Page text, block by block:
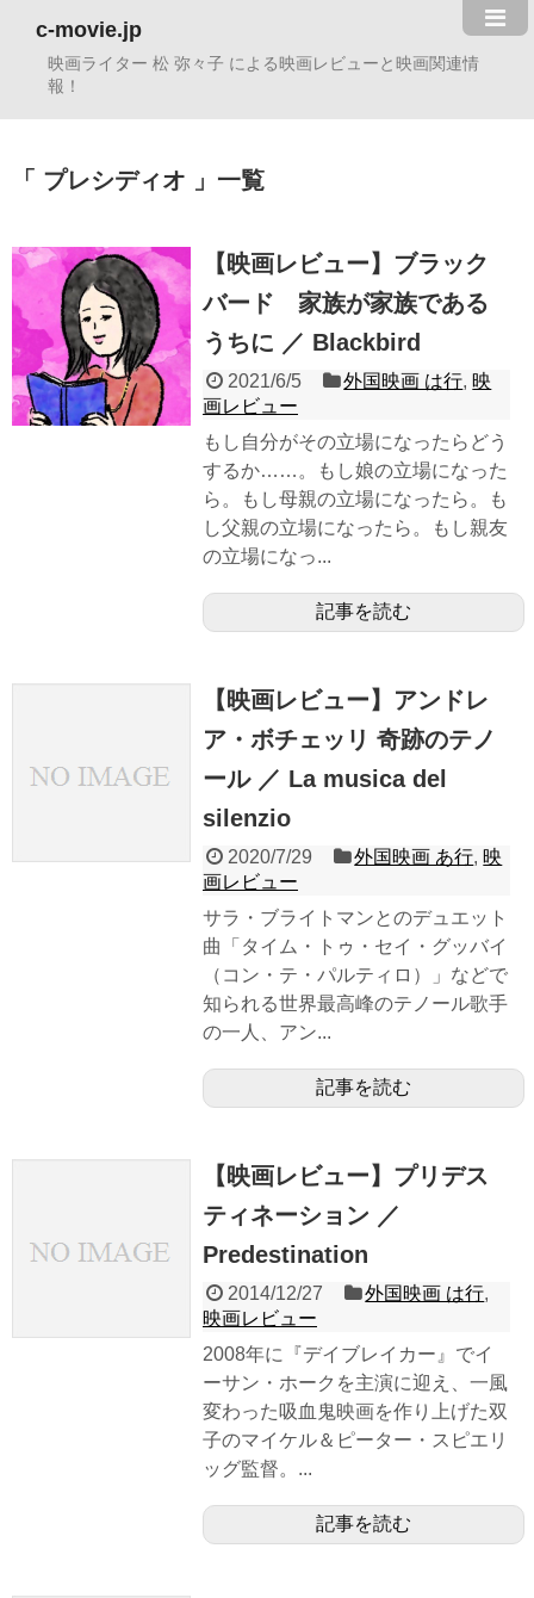
c-movie.jp
映画ライター 松 弥々子 による映画レビューと映画関連情
報！
プレシディオ 一覧
【映画レビュー】ブラック
バード 家族が家族である
うちに ／ Blackbird
2021/6/5 外国映画 は行, 映
画レビュー
もし自分がその立場になったらどう
するか……。もし娘の立場になった
ら。もし母親の立場になったら。も
し父親の立場になったら。もし親友
の立場になっ...
記事を読む
【映画レビュー】アンドレ
ア・ボチェッリ 奇跡のテノ
ール ／ La musica del
silenzio
2020/7/29 外国映画 あ行, 映
画レビュー
サラ・ブライトマンとのデュエット
曲「タイム・トゥ・セイ・グッバイ
（コン・テ・パルティロ）」などで
知られる世界最高峰のテノール歌手
の一人、アン...
記事を読む
【映画レビュー】プリデス
ティネーション ／
Predestination
2014/12/27 外国映画 は行,
映画レビュー
2008年に『デイブレイカー』でイ
ーサン・ホークを主演に迎え、一風
変わった吸血鬼映画を作り上げた双
子のマイケル＆ピーター・スピエリ
ッグ監督。...
記事を読む